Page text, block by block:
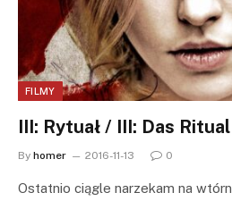
FILMY
III: Rytuał / III: Das Ritual
By homer 2016-11-13 0
Ostatnio ciągle narzekam na